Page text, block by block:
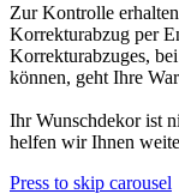
Zur Kontrolle
Korrekturabzug per
Korrekturabzuges,
können, geht Ihre
Ihr Wunschdekor ist
helfen wir Ihnen
Press to skip carousel